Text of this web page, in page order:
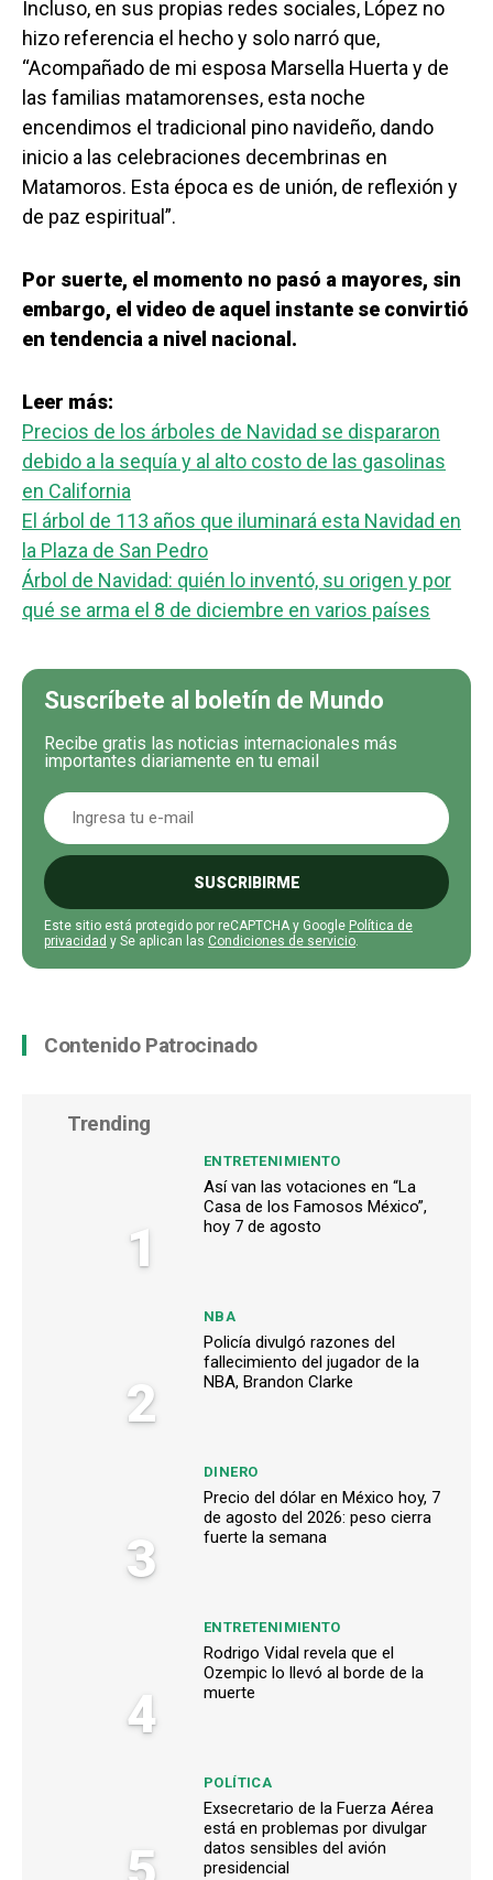
Incluso, en sus propias redes sociales, López no
hizo referencia el hecho y solo narró que,
“Acompañado de mi esposa Marsella Huerta y de
las familias matamorenses, esta noche
encendimos el tradicional pino navideño, dando
inicio a las celebraciones decembrinas en
Matamoros. Esta época es de unión, de reflexión y
de paz espiritual”.
Por suerte, el momento no pasó a mayores, sin
embargo, el video de aquel instante se convirtió
en tendencia a nivel nacional.
Leer más:
Precios de los árboles de Navidad se dispararon
debido a la sequía y al alto costo de las gasolinas
en California
El árbol de 113 años que iluminará esta Navidad en
la Plaza de San Pedro
Árbol de Navidad: quién lo inventó, su origen y por
qué se arma el 8 de diciembre en varios países
Suscríbete al boletín de Mundo
Recibe gratis las noticias internacionales más
importantes diariamente en tu email
SUSCRIBIRME
Este sitio está protegido por reCAPTCHA y Google Política de
privacidad y Se aplican las Condiciones de servicio.
Contenido Patrocinado
Trending
1
ENTRETENIMIENTO
Así van las votaciones en “La
Casa de los Famosos México”,
hoy 7 de agosto
2
NBA
Policía divulgó razones del
fallecimiento del jugador de la
NBA, Brandon Clarke
3
DINERO
Precio del dólar en México hoy, 7
de agosto del 2026: peso cierra
fuerte la semana
4
ENTRETENIMIENTO
Rodrigo Vidal revela que el
Ozempic lo llevó al borde de la
muerte
POLÍTICA
Exsecretario de la Fuerza Aérea
está en problemas por divulgar
datos sensibles del avión
presidencial